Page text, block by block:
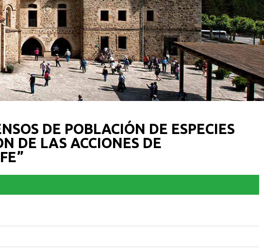
DE POBLACIÓN DE ESPECIES
DE LAS ACCIONES DE